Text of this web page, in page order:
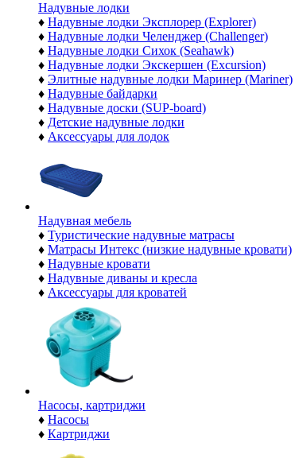
Надувные лодки
♦ Надувные лодки Эксплорер (Explorer)
♦ Надувные лодки Челенджер (Challenger)
♦ Надувные лодки Сихок (Seahawk)
♦ Надувные лодки Экскершен (Excursion)
♦ Элитные надувные лодки Маринер (Mariner)
♦ Надувные байдарки
♦ Надувные доски (SUP-board)
♦ Детские надувные лодки
♦ Аксессуары для лодок
Надувная мебель
♦ Туристические надувные матрасы
♦ Матрасы Интекс (низкие надувные кровати)
♦ Надувные кровати
♦ Надувные диваны и кресла
♦ Аксессуары для кроватей
Насосы, картриджи
♦ Насосы
♦ Картриджи